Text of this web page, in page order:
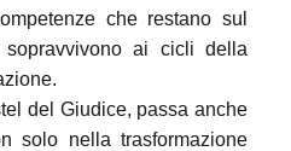
che restano sul
ai cicli della
del Giudice, passa anche
solo nella trasformazione